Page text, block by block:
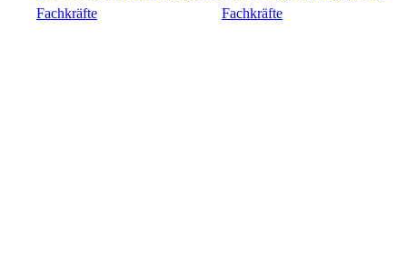
Fachkräfte
Fachkräfte